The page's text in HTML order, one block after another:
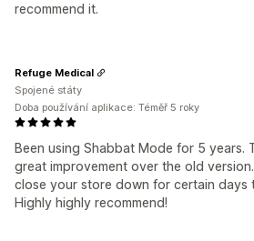
recommend it.
Been using Shabbat Mode for 5 years.
great improvement over the old
close your store down for certain days
Highly highly recommend!
Refuge Medical
Spojené státy
Doba používání aplikace: Téměř 5 roky